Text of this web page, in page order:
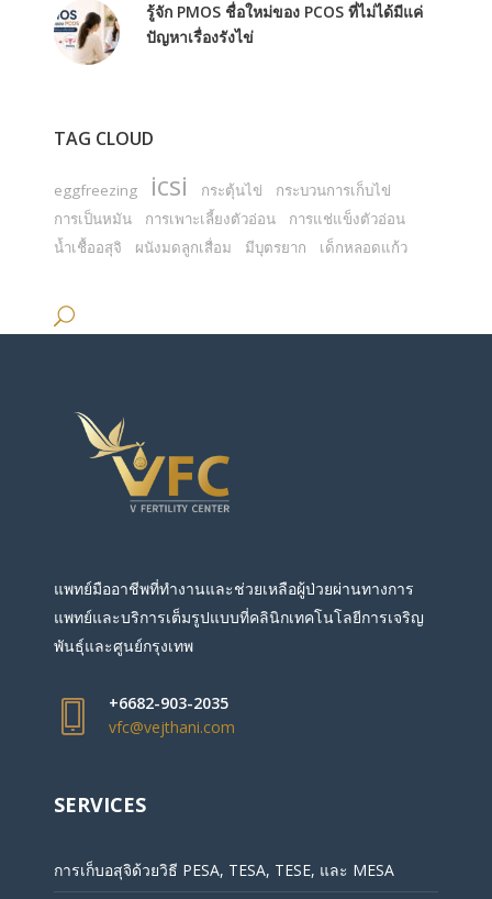
รู้จัก PMOS ชื่อใหม่ของ PCOS ที่ไม่ได้มีแค่
ปัญหาเรื่องรังไข่
TAG CLOUD
eggfreezing icsi กระตุ้นไข่
กระบวนการเก็บไข่
การเป็นหมัน
การเพาะเลี้ยงตัวอ่อน
การแช่แข็งตัวอ่อน
น้ำเชื้ออสุจิ
ผนังมดลูกเสื่อม มีบุตรยาก เด็กหลอดแก้ว
แพทย์มืออาชีพที่ทำงานและช่วยเหลือผู้ป่วยผ่านทางการ
แพทย์และบริการเต็มรูปแบบที่คลินิกเทคโนโลยีการเจริญ
พันธุ์และศูนย์กรุงเทพ
+6682-903-2035
vfc@vejthani.com
SERVICES
การเก็บอสุจิด้วยวิธี PESA, TESA, TESE, และ MESA